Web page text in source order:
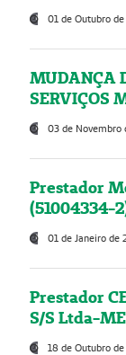
01 de Outubro
MUDANÇA
SERVIÇOS
03 de Novembro
Prestador
(51004334-
01 de Janeiro de
Prestador
S/S Ltda-
18 de Outubro